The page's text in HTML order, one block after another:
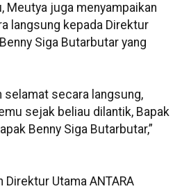
Meutya juga menyampaikan
langsung kepada Direktur
Siga Butarbutar yang
selamat secara langsung,
sejak beliau dilantik, Bapak
Benny Siga Butarbutar,”
Direktur Utama ANTARA